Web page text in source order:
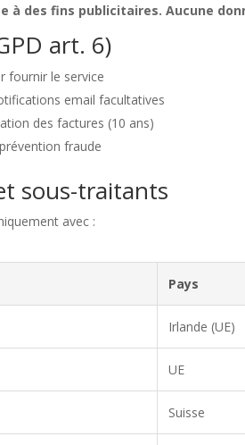
à des fins publicitaires. Aucune
art. 6)
fournir le service
email facultatives
des factures (10 ans)
fraude
sous-traitants
avec :
Pays
Irlande (UE)
UE
Suisse